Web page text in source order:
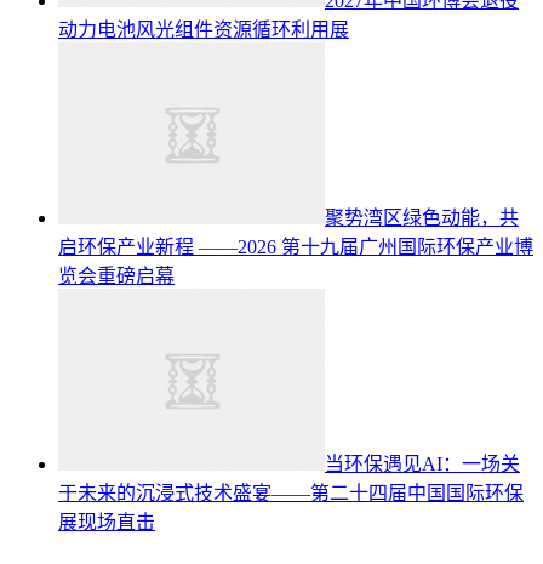
动力电池风光组件资源循环利用展
聚势湾区绿色动能，共
启环保产业新程 ——2026 第十九届广州国际环保产业博
览会重磅启幕
当环保遇见AI：一场关
于未来的沉浸式技术盛宴——第二十四届中国国际环保
展现场直击